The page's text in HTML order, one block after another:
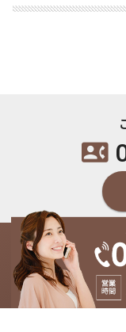
contact_phone
東洋はり灸院 国分寺院
寺駅北